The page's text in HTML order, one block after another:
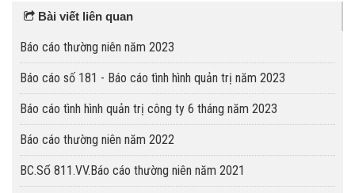
Bài viết liên quan
Báo cáo thường niên năm 2023
Báo cáo số 181 - Báo cáo tình hình quản trị năm 2023
Báo cáo tình hình quản trị công ty 6 tháng năm 2023
Báo cáo thường niên năm 2022
BC.Số 811.VV.Báo cáo thường niên năm 2021